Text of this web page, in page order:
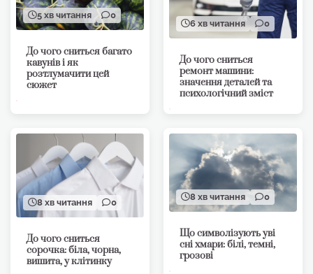
5 хв читання 0
До чого сниться багато
кавунів і як
розтлумачити цей
сюжет
6 хв читання 0
До чого сниться
ремонт машини:
значення деталей та
психологічний зміст
8 хв читання 0
До чого сниться
сорочка: біла, чорна,
вишита, у клітинку
8 хв читання 0
Що символізують уві
сні хмари: білі, темні,
грозові